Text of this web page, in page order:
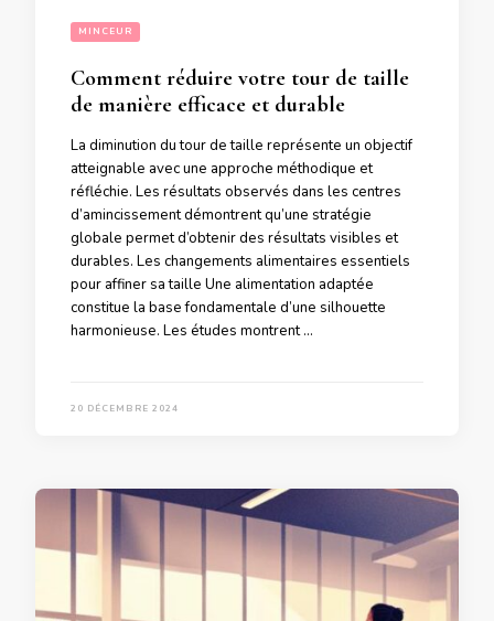
MINCEUR
Comment réduire votre tour de taille
de manière efficace et durable
La diminution du tour de taille représente un objectif
atteignable avec une approche méthodique et
réfléchie. Les résultats observés dans les centres
d’amincissement démontrent qu’une stratégie
globale permet d’obtenir des résultats visibles et
durables. Les changements alimentaires essentiels
pour affiner sa taille Une alimentation adaptée
constitue la base fondamentale d’une silhouette
harmonieuse. Les études montrent …
20 DÉCEMBRE 2024